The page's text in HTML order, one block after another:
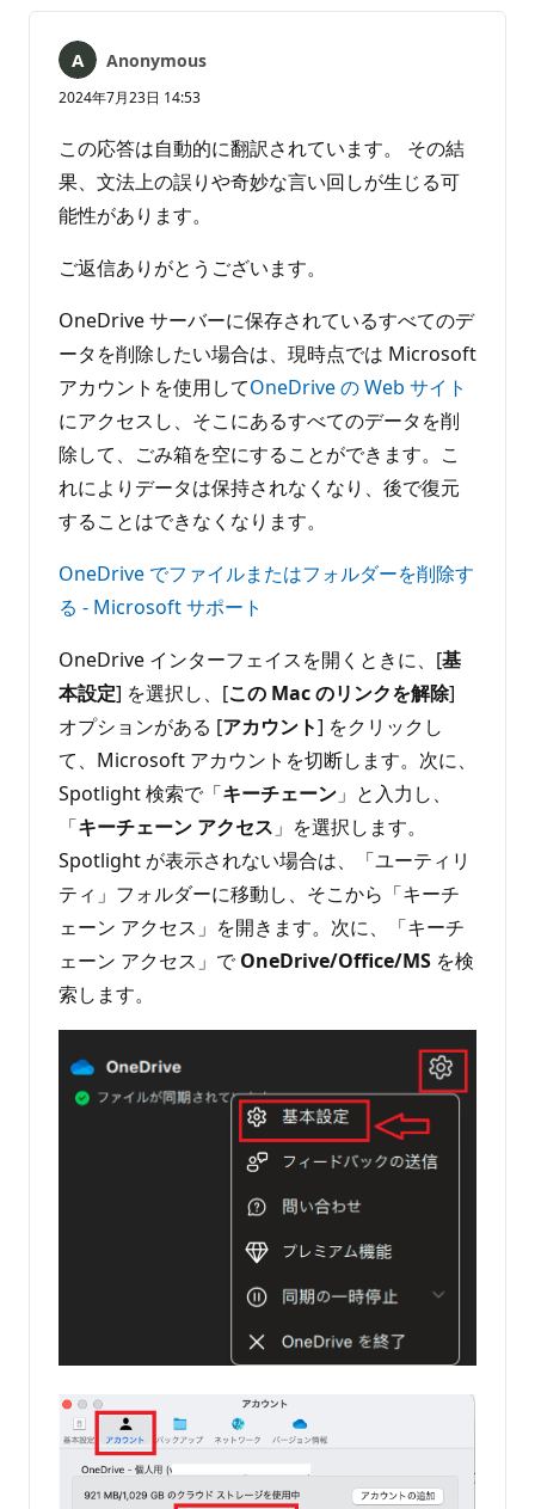
ま
んAnonymous
2024年7月23日 14:53
この応答は自動的に翻訳されています。 その結
果、文法上の誤りや奇妙な言い回しが生じる可
能性があります。
ご返信ありがとうございます。
OneDrive サーバーに保存されているすべてのデ
ータを削除したい場合は、現時点では Microsoft
アカウントを使用してOneDrive の Web サイト
にアクセスし、そこにあるすべてのデータを削
除して、ごみ箱を空にすることができます。こ
れによりデータは保持されなくなり、後で復元
することはできなくなります。
OneDrive でファイルまたはフォルダーを削除す
る - Microsoft サポート
OneDrive インターフェイスを開くときに、[基
本設定] を選択し、[この Mac のリンクを解除]
オプションがある [アカウント] をクリックし
て、Microsoft アカウントを切断します。次に、
Spotlight 検索で「キーチェーン 」と入力し、
「キーチェーン アクセス 」を選択します。
Spotlight が表示されない場合は、「ユーティリ
ティ」フォルダーに移動し、そこから「キーチ
ェーン アクセス」を開きます。次に、「キーチ
ェーン アクセス」でOneDrive/Office/MS を検
索します。